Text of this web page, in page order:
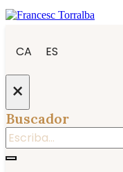
CA ES
×
Buscador